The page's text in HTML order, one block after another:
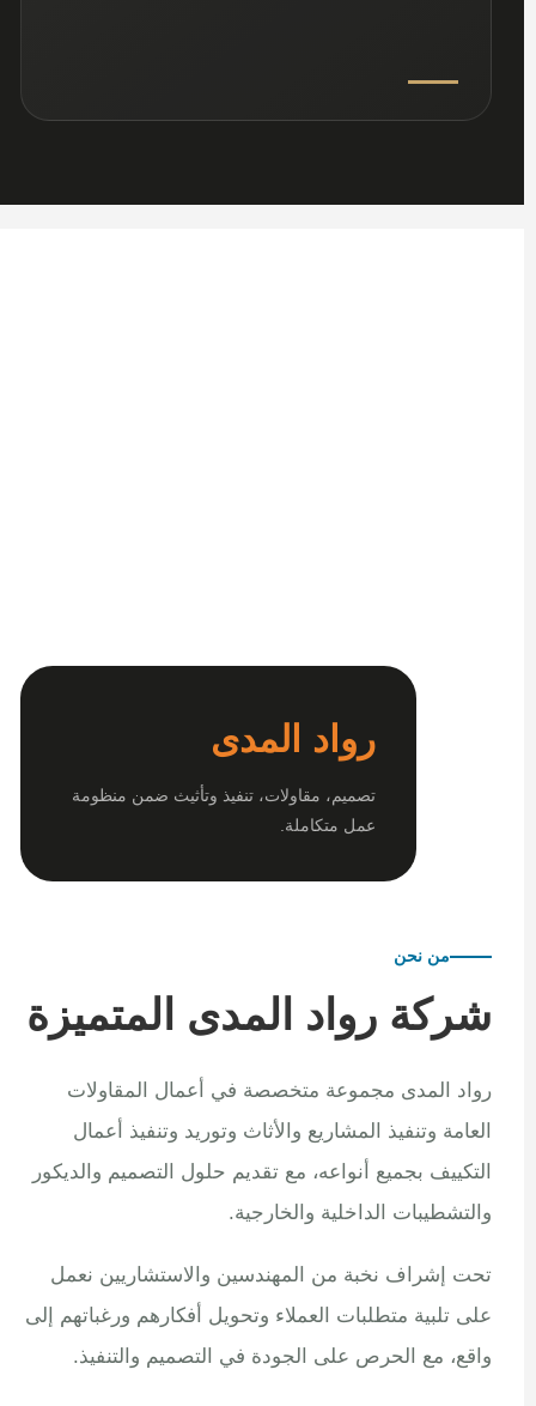
رواد المدى
تصميم، مقاولات، تنفيذ وتأثيث ضمن منظومة
عمل متكاملة.
من نحن
شركة رواد المدى المتميزة
رواد المدى مجموعة متخصصة في أعمال المقاولات
العامة وتنفيذ المشاريع والأثاث وتوريد وتنفيذ أعمال
التكييف بجميع أنواعه، مع تقديم حلول التصميم والديكور
والتشطيبات الداخلية والخارجية.
تحت إشراف نخبة من المهندسين والاستشاريين نعمل
على تلبية متطلبات العملاء وتحويل أفكارهم ورغباتهم إلى
واقع، مع الحرص على الجودة في التصميم والتنفيذ.